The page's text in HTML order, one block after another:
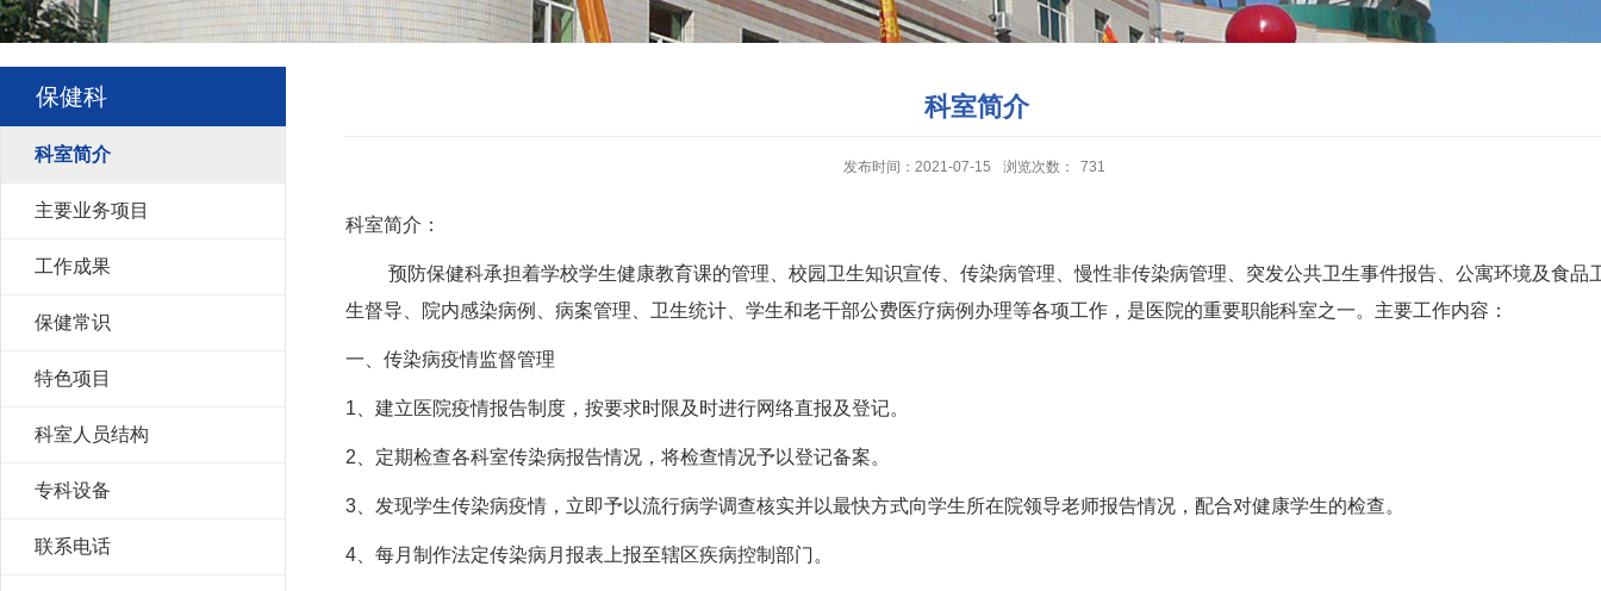
保健科
科室简介
主要业务项目
工作成果
保健常识
特色项目
科室人员结构
专科设备
联系电话
科室简介
发布时间：2021-07-15 浏览次数： 731
科室简介：
预防保健科承担着学校学生健康教育课的管理、校园卫生知识宣传、传染病管理、慢性非传染病管理、突发公共卫生事件报告、公寓环境及食品
生督导、院内感染病例、病案管理、卫生统计、学生和老干部公费医疗病例办理等各项工作，是医院的重要职能科室之一。主要工作内容：
一、传染病疫情监督管理
1、建立医院疫情报告制度，按要求时限及时进行网络直报及登记。
2、定期检查各科室传染病报告情况，将检查情况予以登记备案。
3、发现学生传染病疫情，立即予以流行病学调查核实并以最快方式向学生所在院领导老师报告情况，配合对健康学生的检查。
4、每月制作法定传染病月报表上报至辖区疾病控制部门。